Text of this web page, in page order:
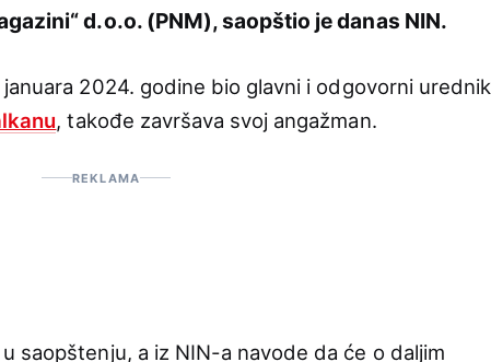
d.o.o. (PNM), saopštio je danas NIN.
2024. godine bio glavni i odgovorni urednik
, takođe završava svoj angažman.
REKLAMA
saopštenju, a iz NIN-a navode da će o daljim